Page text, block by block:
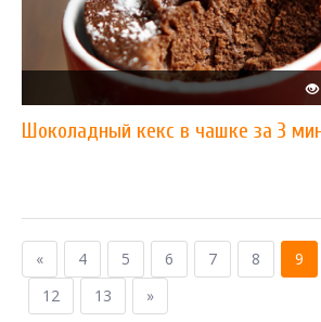
Шоколадный кекс в чашке за 3
« 4 5 6 7 8 9
12
13 »